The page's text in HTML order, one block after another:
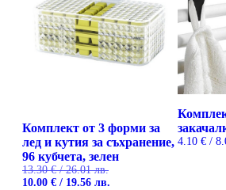
Комплект от 3 форми за
лед и кутия за съхранение,
96 кубчета, зелен
13.30€/ 26.01 лв.
Original
10.00 € / 19.56 лв.
4.10 € /